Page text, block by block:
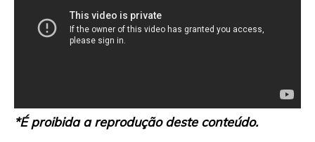
*É proibida a reprodução deste conteúdo.